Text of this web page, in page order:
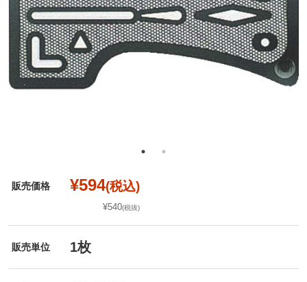
販売価格 ¥594(税込)
¥540(税抜)
販売単位 1枚